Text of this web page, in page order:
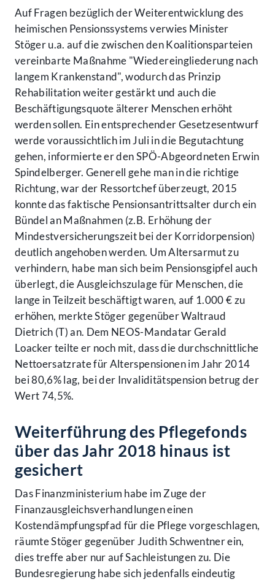
Auf Fragen bezüglich der Weiterentwicklung des
heimischen Pensionssystems verwies Minister
Stöger u.a. auf die zwischen den Koalitionsparteien
vereinbarte Maßnahme "Wiedereingliederung nach
langem Krankenstand", wodurch das Prinzip
Rehabilitation weiter gestärkt und auch die
Beschäftigungsquote älterer Menschen erhöht
werden sollen. Ein entsprechender Gesetzesentwurf
werde voraussichtlich im Juli in die Begutachtung
gehen, informierte er den SPÖ-Abgeordneten Erwin
Spindelberger. Generell gehe man in die richtige
Richtung, war der Ressortchef überzeugt, 2015
konnte das faktische Pensionsantrittsalter durch ein
Bündel an Maßnahmen (z.B. Erhöhung der
Mindestversicherungszeit bei der Korridorpension)
deutlich angehoben werden. Um Altersarmut zu
verhindern, habe man sich beim Pensionsgipfel auch
überlegt, die Ausgleichszulage für Menschen, die
lange in Teilzeit beschäftigt waren, auf 1.000 € zu
erhöhen, merkte Stöger gegenüber Waltraud
Dietrich (T) an. Dem NEOS-Mandatar Gerald
Loacker teilte er noch mit, dass die durchschnittliche
Nettoersatzrate für Alterspensionen im Jahr 2014
bei 80,6% lag, bei der Invaliditätspension betrug der
Wert 74,5%.
Weiterführung des Pflegefonds
über das Jahr 2018 hinaus ist
gesichert
Das Finanzministerium habe im Zuge der
Finanzausgleichsverhandlungen einen
Kostendämpfungspfad für die Pflege vorgeschlagen,
räumte Stöger gegenüber Judith Schwentner ein,
dies treffe aber nur auf Sachleistungen zu. Die
Bundesregierung habe sich jedenfalls eindeutig